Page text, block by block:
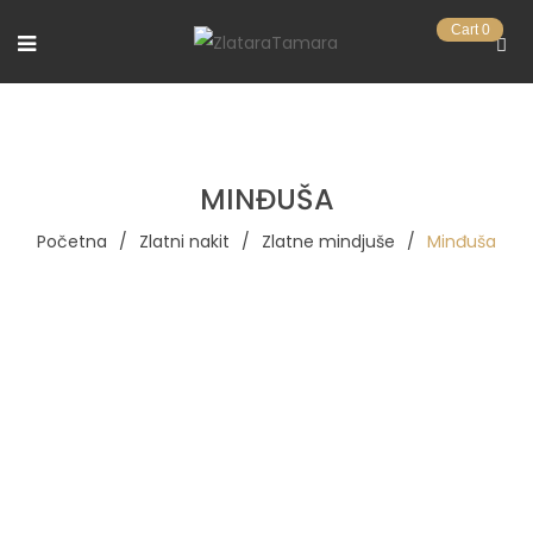
Cart 0
MINĐUŠA
Početna / Zlatni nakit / Zlatne mindjuše / Minđuša